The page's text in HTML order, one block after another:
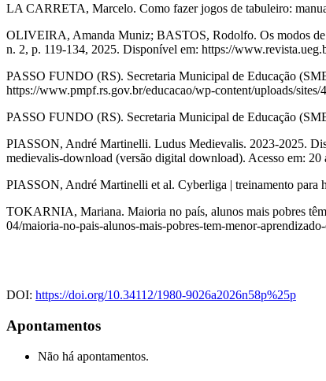
LA CARRETA, Marcelo. Como fazer jogos de tabuleiro:
OLIVEIRA, Amanda Muniz; BASTOS, Rodolfo. Os modos de
n. 2, p. 119-134, 2025. Disponível em: https://
PASSO FUNDO (RS). Secretaria Municipal de Educação
https://www.pmpf.rs.gov.br/educacao/wp-content/uploads/
PASSO FUNDO (RS). Secretaria Municipal de Educação
PIASSON, André Martinelli. Ludus Medievalis. 2023-2025.
medievalis-download (versão digital download). Acesso em: 20
PIASSON, André Martinelli et al. Cyberliga | treinamento para
TOKARNIA, Mariana. Maioria no país, alunos mais pobres
04/maioria-no-pais-alunos-mais-pobres-tem-menor-
DOI: https://doi.org/10.34112/1980-9026a2026n58p%25p
Apontamentos
Não há apontamentos.